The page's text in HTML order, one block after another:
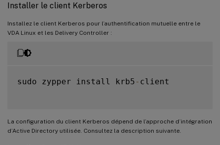
Installer le client Kerberos
Installez le client Kerberos pour l’authentification mutuelle entre le
VDA Linux et les Delivery Controller :
sudo zypper install krb5 - client
La configuration du client Kerberos dépend de l’approche d’intégration
d’Active Directory utilisée. Consultez la description suivante.